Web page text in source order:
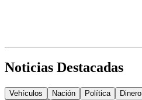
Noticias Destacadas
Vehículos Nación Política Dinero